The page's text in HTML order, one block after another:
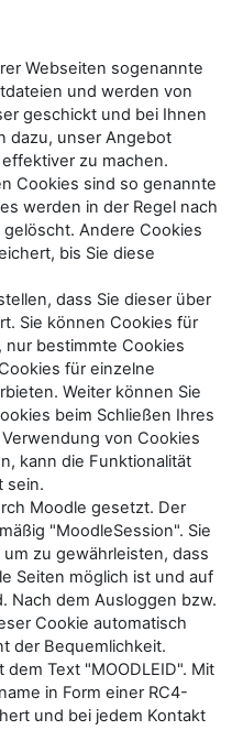
Webseiten sogenannte
und werden von
geschickt und bei Ihnen
dazu, unser Angebot
zu machen.
Cookies sind so genannte
werden in der Regel nach
Andere Cookies
bis Sie diese
dass Sie dieser über
Sie können Cookies für
nur bestimmte Cookies
für einzelne
Weiter können Sie
beim Schließen Ihres
von Cookies
kann die Funktionalität
sein.
Moodle gesetzt. Der
"MoodleSession". Sie
zu gewährleisten, dass
Seiten möglich ist und auf
Nach dem Ausloggen bzw.
Cookie automatisch
der Bequemlichkeit.
Text "MOODLEID". Mit
in Form einer RC4-
und bei jedem Kontakt